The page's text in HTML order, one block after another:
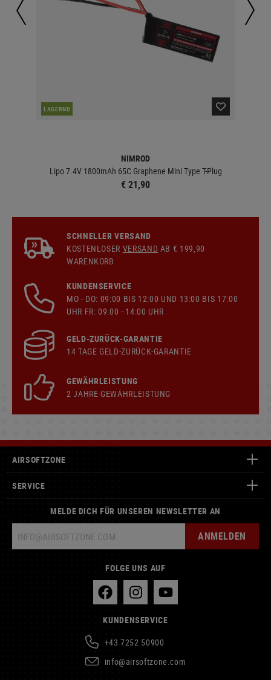
LAGERND
NIMROD
Lipo 7.4V 1800mAh 65C Graphene Mini Type T-Plug
€ 21,90
SCHNELLER VERSAND
KOSTENLOSER VERSAND AB € 199,90
WARENKORB
KUNDENSERVICE
MO - DO: 09:00 BIS 12:00 UND 13:00 BIS 17:00
UHR FR: 09:00 - 14:00 UHR
GELD-ZURÜCK-GARANTIE
14 TAGE GELD-ZURÜCK-GARANTIE
GEWÄHRLEISTUNG
2 JAHRE GEWÄHRLEISTUNG
AIRSOFTZONE
SERVICE
MELDE DICH FÜR UNSEREN NEWSLETTER AN
ANMELDEN
FOLGE UNS AUF
KUNDENSERVICE
+43 7252 50900
info@airsoftzone.com